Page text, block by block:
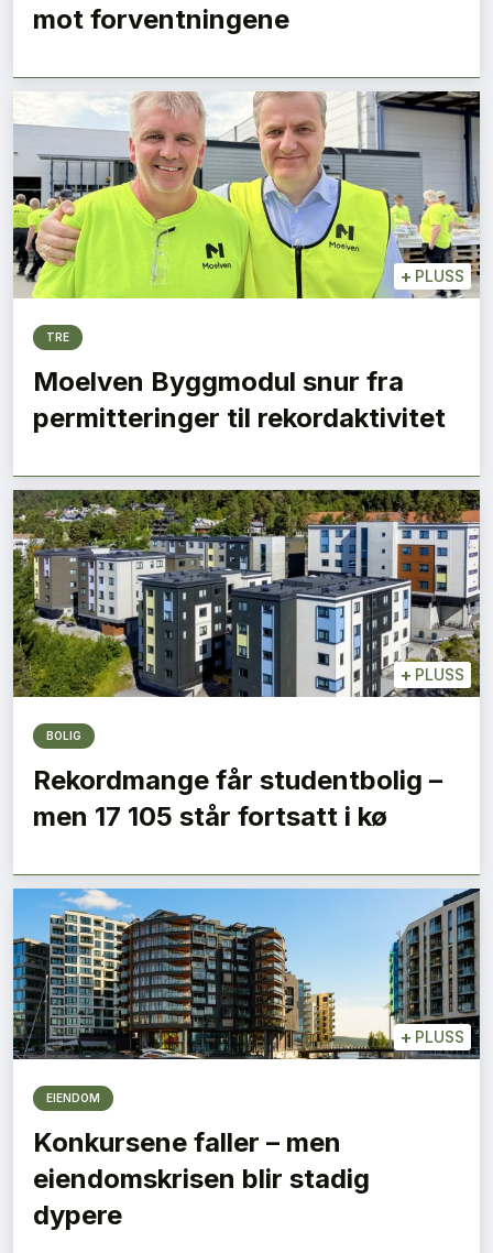
mot forventningene
+ PLUSS
TRE
Moelven Byggmodul snur fra
permitteringer til rekordaktivitet
+ PLUSS
BOLIG
Rekordmange får studentbolig –
men 17 105 står fortsatt i kø
+ PLUSS
EIENDOM
Konkursene faller – men
eiendomskrisen blir stadig
dypere